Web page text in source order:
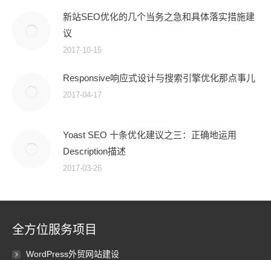
新站SEO优化的几个当务之急和具体落实措施建
议
2017-10-15
Responsive响应式设计与搜索引擎优化那点事儿
2017-04-17
Yoast SEO 十条优化建议之三：正确地运用
Description描述
2017-03-26
全方位服务项目
WordPress外贸网站建设